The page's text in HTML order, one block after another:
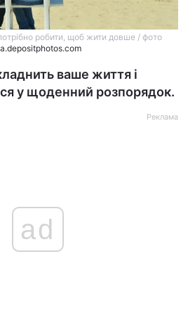
робити, щоб жити довше / фото
ваше життя і
у щоденний розпорядок.
Реклама
ad